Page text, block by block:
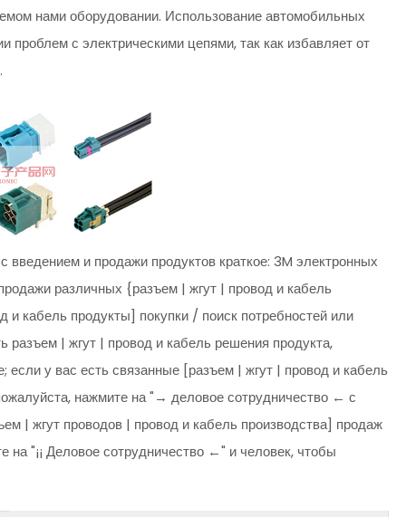
нами оборудовании. Использование автомобильных
проблем с электрическими цепями, так как избавляет от
и продажи продуктов краткое: 3M электронных
различных {разъем | жгут | провод и кабель
кабель продукты] покупки / поиск потребностей или
| жгут | провод и кабель решения продукта,
у вас есть связанные [разъем | жгут | провод и кабель
нажмите на "→ деловое сотрудничество ← с
| жгут проводов | провод и кабель производства] продаж
"¡¡ Деловое сотрудничество ←" и человек, чтобы